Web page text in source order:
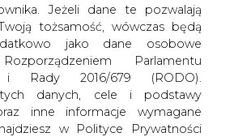
Jeżeli dane te pozwalają
tożsamość, wówczas będą
jako dane osobowe
Parlamentu
i Rady 2016/679 (RODO).
tych danych, cele i podstawy
inne informacje wymagane
w Polityce Prywatności